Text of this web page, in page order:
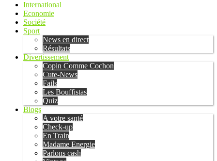
International
Economie
Société
Sport
News en direct
Résultats
Divertissement
Copin Comme Cochon
Cute-News
Fails
Les Bouffistas
Quiz
Blogs
A votre santé
Check-up
En Train
Madame Energie
Parlons cash